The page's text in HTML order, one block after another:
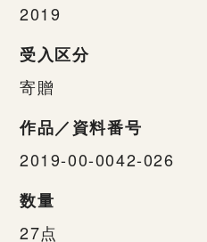
2019
受入区分
寄贈
作品／資料番号
2019-00-0042-026
数量
27点